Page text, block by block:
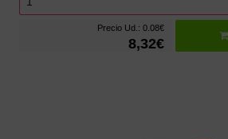
Precio Ud.: 0.08€
8,32€